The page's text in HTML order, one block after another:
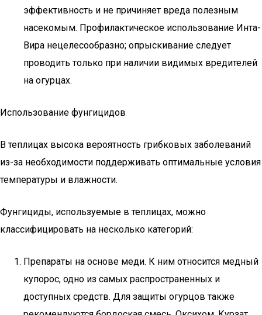
эффективность и не причиняет вреда полезным
насекомым. Профилактическое использование Инта-
Вира нецелесообразно; опрыскивание следует
проводить только при наличии видимых вредителей
на огурцах.
Использование фунгицидов
В теплицах высока вероятность грибковых заболеваний
из-за необходимости поддерживать оптимальные условия
температуры и влажности.
Фунгициды, используемые в теплицах, можно
классифицировать на несколько категорий:
Препараты на основе меди. К ним относится медный
купорос, одно из самых распространенных и
доступных средств. Для защиты огурцов также